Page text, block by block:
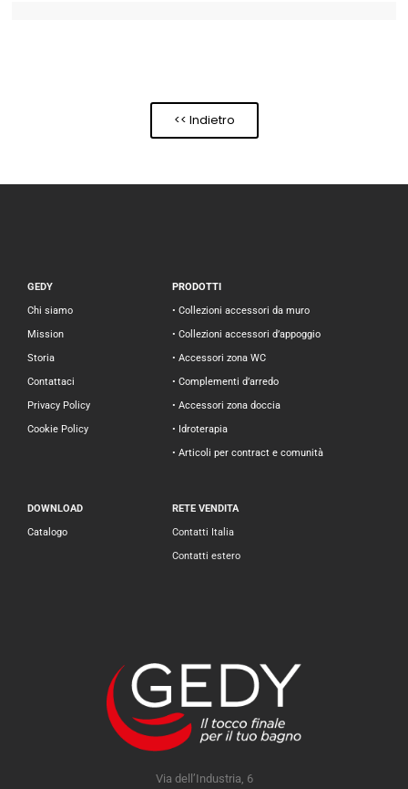
<< Indietro
GEDY
Chi siamo
Mission
Storia
Contattaci
Privacy Policy
Cookie Policy
PRODOTTI
• Collezioni accessori da muro
• Collezioni accessori d’appoggio
• Accessori zona WC
• Complementi d’arredo
• Accessori zona doccia
• Idroterapia
• Articoli per contract e comunità
DOWNLOAD
Catalogo
RETE VENDITA
Contatti Italia
Contatti estero
Via dell’Industria, 6